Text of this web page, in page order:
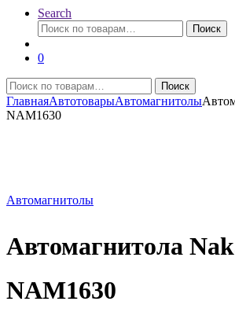
Search
Искать:
Поиск
0
Искать:
Поиск
ГлавнаяАвтотоварыАвтомагнитолы
NAM1630
Автомагнитолы
Автомагнитола
NAM1630